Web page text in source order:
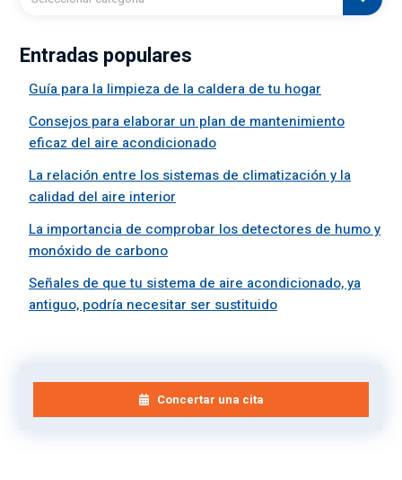
Entradas populares
Guía para la limpieza de la caldera de tu hogar
Consejos para elaborar un plan de mantenimiento
eficaz del aire acondicionado
La relación entre los sistemas de climatización y la
calidad del aire interior
La importancia de comprobar los detectores de humo y
monóxido de carbono
Señales de que tu sistema de aire acondicionado, ya
antiguo, podría necesitar ser sustituido
Concertar una cita